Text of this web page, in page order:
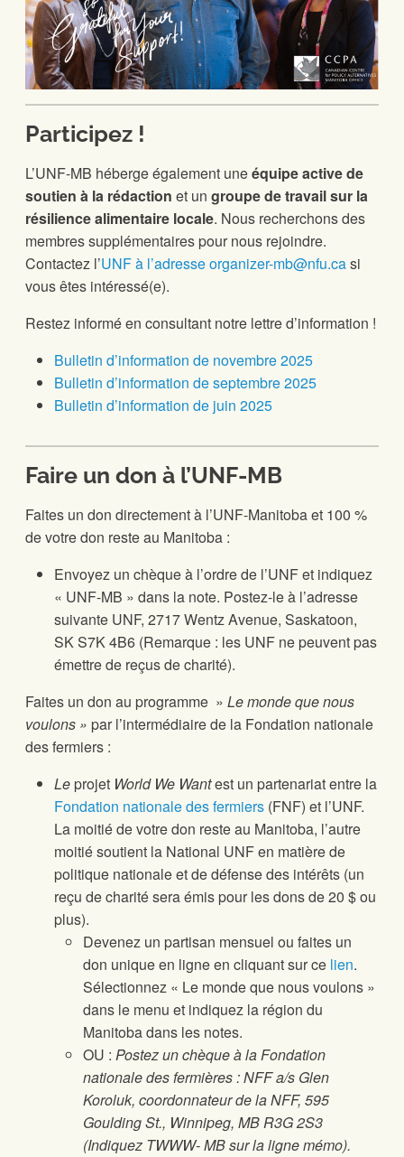
Participez !
L’UNF-MB héberge également uneéquipe active de
soutien à la rédaction et un groupe de travail sur la
résilience alimentaire locale. Nous recherchons des
membres supplémentaires pour nous rejoindre.
Contactez l’UNF à l’adresse organizer-mb@nfu.casi
vous êtes intéressé(e).
Restez informé en consultant notre lettre d’information !
Bulletin d’information de novembre 2025
Bulletin d’information de septembre 2025
Bulletin d’information de juin 2025
Faire un don à l’UNF-MB
Faites un don directement à l’UNF-Manitoba et 100 %
de votre don reste au Manitoba :
Envoyez un chèque à l’ordre de l’UNF et indiquez
« UNF-MB » dans la note. Postez-le à l’adresse
suivante UNF, 2717 Wentz Avenue, Saskatoon,
SK S7K 4B6 (Remarque : les UNF ne peuvent pas
émettre de reçus de charité).
Faites un don au programme » Le monde que nous
voulons » par l’intermédiaire de la Fondation nationale
des fermiers :
Leprojet World We Wantest un partenariat entre la
Fondation nationale des fermiers (FNF) et l’UNF.
La moitié de votre don reste au Manitoba, l’autre
moitié soutient la National UNF en matière de
politique nationale et de défense des intérêts (un
reçu de charité sera émis pour les dons de 20 $ ou
plus).
Devenez un partisan mensuel ou faites un
don unique en ligne en cliquant sur ce lien.
Sélectionnez « Le monde que nous voulons »
dans le menu et indiquez la région du
Manitoba dans les notes.
OU : Postez un chèque à la Fondation
nationale des fermières : NFF a/s Glen
Koroluk, coordonnateur de la NFF, 595
Goulding St., Winnipeg, MB R3G 2S3
(Indiquez TWWW- MB sur la ligne mémo).